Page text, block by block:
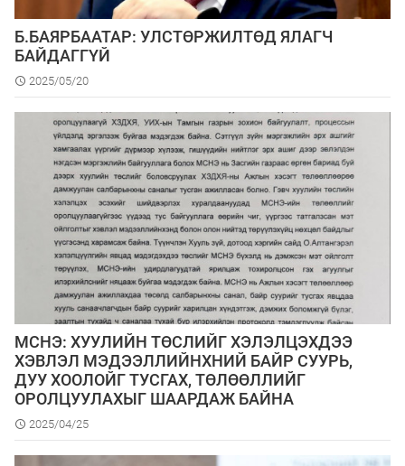
Б.БАЯРБААТАР: УЛСТӨРЖИЛТӨД ЯЛАГЧ
БАЙДАГГҮЙ
2025/05/20
МСНЭ: ХУУЛИЙН ТӨСЛИЙГ ХЭЛЭЛЦЭХДЭЭ
ХЭВЛЭЛ МЭДЭЭЛЛИЙНХНИЙ БАЙР СУУРЬ,
ДУУ ХООЛОЙГ ТУСГАХ, ТӨЛӨӨЛЛИЙГ
ОРОЛЦУУЛАХЫГ ШААРДАЖ БАЙНА
2025/04/25